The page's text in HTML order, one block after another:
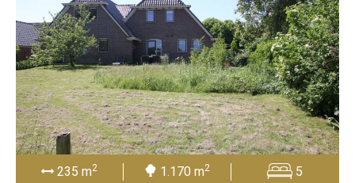
235 m2 1.170 m2 5